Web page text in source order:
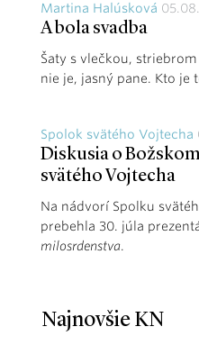
Martina Halúsková
A bola svadba
Šaty s vlečkou,
nie je, jasný pane. Kto je
Spolok svätého Vojtecha
Diskusia o
svätého Vojtecha
Na nádvorí Spolku
prebehla 30. júla
milosrdenstva.
Najnovšie KN